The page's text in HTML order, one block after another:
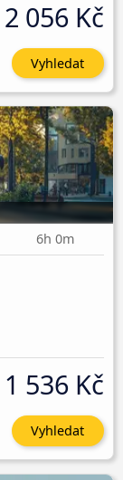
2 056 Kč
Vyhledat
6h 0m
1 536 Kč
Vyhledat